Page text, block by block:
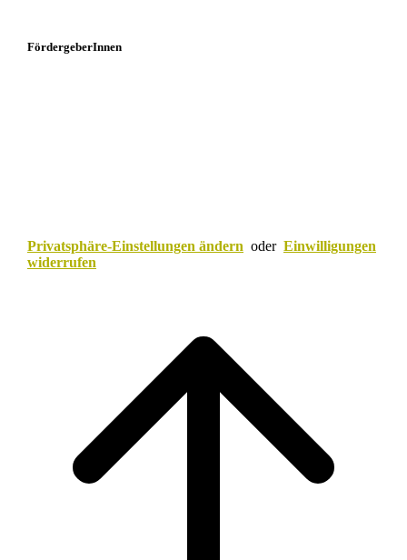
FördergeberInnen
Privatsphäre-Einstellungen ändern oder Einwilligungen
widerrufen